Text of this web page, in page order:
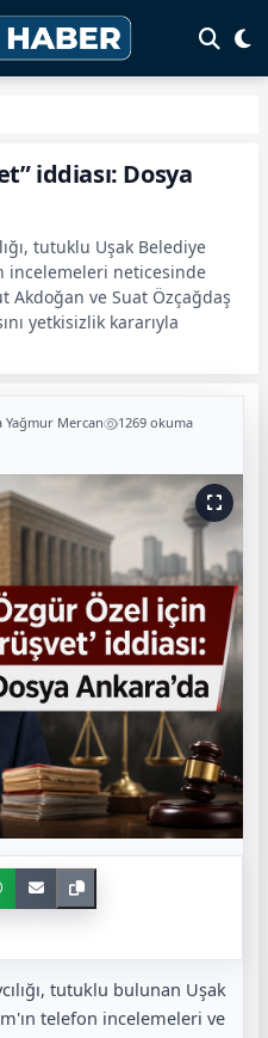
iddiası: Dosya
tutuklu Uşak Belediye
incelemeleri neticesinde
Akdoğan ve Suat Özçağdaş
yetkisizlik kararıyla
Yağmur Mercan 1269 okuma
tutuklu bulunan Uşak
telefon incelemeleri ve